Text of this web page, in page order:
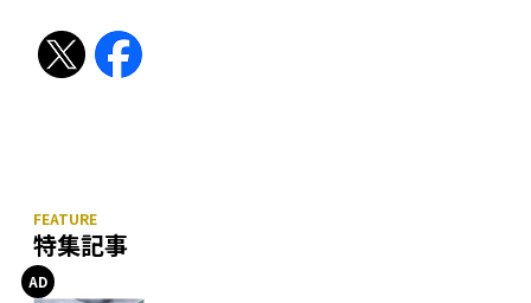
特集記事